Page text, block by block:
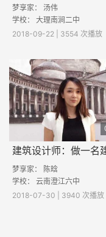
梦享家： 汤伟
学校： 大理南涧二中
2018-09-22 | 3554 次播放
梦享家：
陈晗
学校： 云南澄江六中
2018-07-30 | 3940 次播放